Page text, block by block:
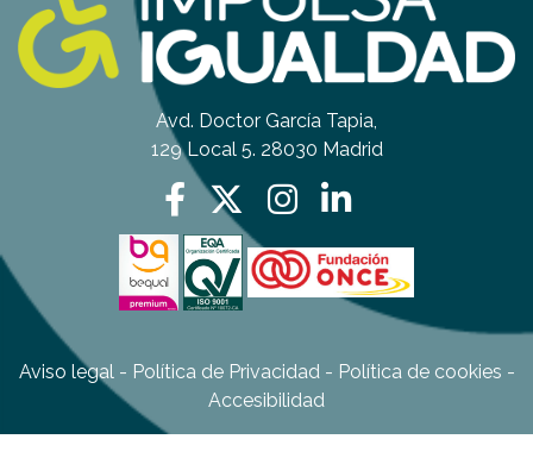
Avd. Doctor García Tapia,
129 Local 5. 28030 Madrid
Aviso legal- Política de Privacidad- Política de cookies -
Accesibilidad